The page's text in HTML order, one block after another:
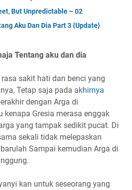
But Unpredictable ~ 02
Aku Dan Dia Part 3 {Update}
Tentang aku dan dia
sakit hati dan benci yang
Tetap saja pada akhirnya
dengan Arga di
kenapa Gresia merasa enggak
yang tampak sedikit pucat. Di
sekali tidak melepaskan
Sampai kemudian Arga di
kan untuk seseorang yang